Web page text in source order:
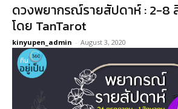
ดวงพยากรณ์รายสัปดาห์ : 2-8
โดย TanTarot
kinyupen_admin - August 3, 2020